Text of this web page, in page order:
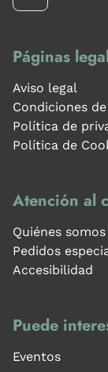
Páginas
Aviso legal
Condiciones
Política de
Política de
Atención al
Quiénes somos
Pedidos
Accesibilidad
Puede
Eventos